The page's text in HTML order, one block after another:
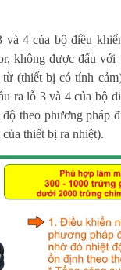
và 4 của bộ điều
không được đấu
(thiết bị có tính
ra lỗ 3 và 4 của bộ
theo phương pháp
thiết bị ra nhiệt).